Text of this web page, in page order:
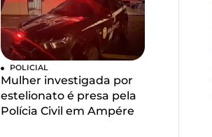
POLICIAL
Mulher investigada por
estelionato é presa pela
Polícia Civil em Ampére